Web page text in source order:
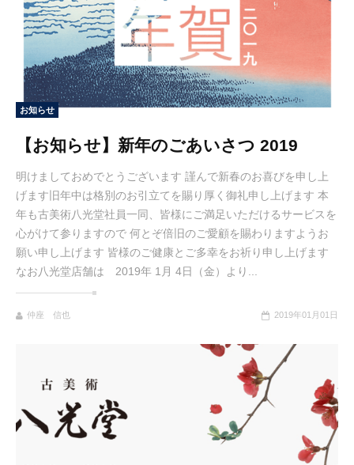
お知らせ
【お知らせ】新年のごあいさつ 2019
明けましておめでとうございます 謹んで新春のお喜びを申し上
げます旧年中は格別のお引立てを賜り厚く御礼申し上げます 本
年も古美術八光堂社員一同、皆様にご満足いただけるサービスを
心がけて参りますので 何とぞ倍旧のご愛顧を賜わりますようお
願い申し上げます 皆様のご健康とご多幸をお祈り申し上げます
なお八光堂店舗は 2019年 1月 4日（金）より...
仲座 信也 2019年01月01日